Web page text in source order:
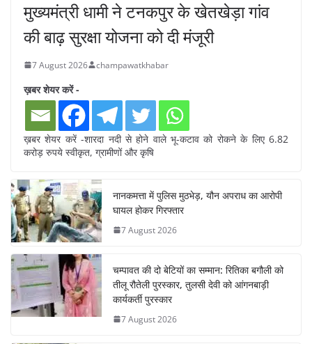
मुख्यमंत्री धामी ने टनकपुर के खेतखेड़ा गांव
की बाढ़ सुरक्षा योजना को दी मंजूरी
7 August 2026 champawatkhabar
ख़बर शेयर करें -
ख़बर शेयर करें -शारदा नदी से होने वाले भू-कटाव को रोकने के लिए 6.82
करोड़ रुपये स्वीकृत, ग्रामीणों और कृषि
नानकमत्ता में पुलिस मुठभेड़, यौन अपराध का आरोपी
घायल होकर गिरफ्तार
7 August 2026
चम्पावत की दो बेटियों का सम्मान: रितिका बगौली को
तीलू रौतेली पुरस्कार, तुलसी देवी को आंगनबाड़ी
कार्यकर्ती पुरस्कार
7 August 2026